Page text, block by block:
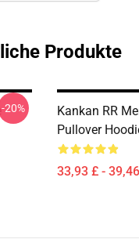
Produkte
-20%
Kankan RR
Pullover
33,93 £ -